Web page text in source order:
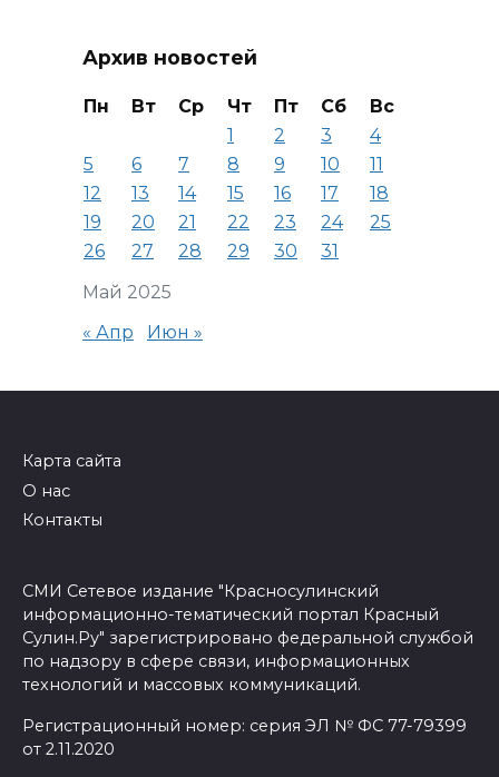
Архив новостей
Май 2025
Пн Вт Ср Чт Пт Сб
Вс
1
2 3
4
5
6 7 8 9 10
11
12
13 14 15 16 17
18
19
20 21 22 23 24
25
26
27 28 29 30 31
« Апр Июн »
Карта сайта
О нас
Контакты
СМИ Сетевое издание "Красносулинский
информационно-тематический портал Красный
Сулин.Ру" зарегистрировано федеральной службой
по надзору в сфере связи, информационных
технологий и массовых коммуникаций.
Регистрационный номер: серия ЭЛ № ФС 77-79399
от 2.11.2020